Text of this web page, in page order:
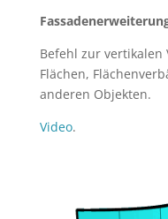
Befehl zur vertikalen
Flächen,
anderen Objekten.
Video.